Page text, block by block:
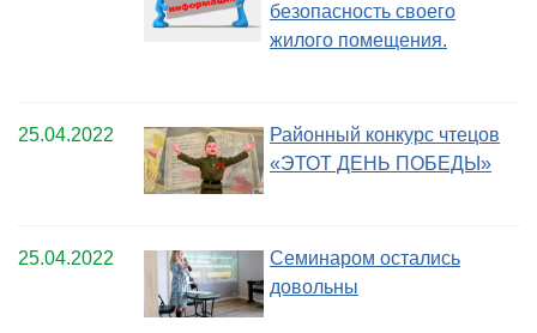
безопасность своего
жилого помещения.
25.04.2022
Районный конкурс чтецов
«ЭТОТ ДЕНЬ ПОБЕДЫ»
25.04.2022
Семинаром остались
довольны